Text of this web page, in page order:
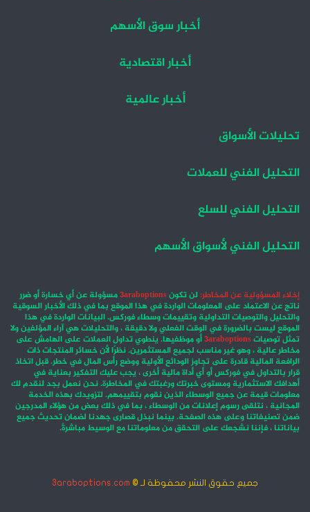
أخبار سوق الأسهم
أخبار اقتصادية
أخبار عالمية
تحليلات الأسواق
التحليل الفني للعملات
التحليل الفني للسلع
التحليل الفني لأسواق الأسهم
إخلاء المسؤولية عن المخاطر: لن تكون3araboptionsمسؤولة عن أي خسارة أو ضرر
ناتج عن الاعتماد على المعلومات الواردة في هذا الموقع بما في ذلك الأخبار السوقية
والتحليل والتوصيات التداولية وتقييمات وسطاء فوركس. البيانات الواردة في هذا
الموقع ليست بالضرورة في الوقت الفعلي ولا دقيقة ، والتحليلات هي آراء المؤلفين ولا
تمثل توصيات3araboptionsأو موظفيها. ينطوي تداول العملات على الهامش على
مخاطر عالية ، وهو غير مناسب لجميع المستثمرين. نظرًا لأن خسائر المنتجات ذات
الرافعة المالية قادرة على تجاوز الودائع الأولية ووضع رأس المال في خطر. قبل اتخاذ
قرار بالتداول في فوركس أو أي أداة مالية أخرى ، يجب عليك التفكير بعناية في
أهدافك الاستثمارية ومستوى خبرتك ورغبتك في المخاطرة. نحن نعمل بجد لنقدم لك
معلومات قيمة عن جميع الوسطاء الذين نقوم بتقييمهم. لتزويدك بهذه الخدمة
المجانية ، نتلقى رسوم إعلانات من الوسطاء ، بما في ذلك بعض من هؤلاء المدرجين
ضمن تصنيفاتنا وعلى هذه الصفحة. بينما نبذل قصارى جهدنا لضمان تحديث جميع
بياناتنا ، فإننا نشجعك على التحقق من معلوماتنا مع الوسيط مباشرةً.
جميع حقوق النشر محفوظة لـ © 3araboptions.com